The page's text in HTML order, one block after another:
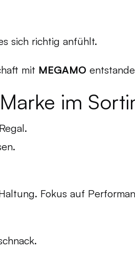
sich richtig anfühlt.
mit MEGAMO
im
Fokus auf